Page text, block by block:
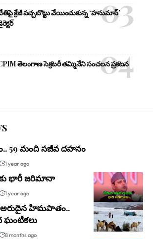
క్రేజీ పచ్చబొట్టు వేయించుకున్న ‘హనుమాన్’
తెలంగాణ సెక్రటరీ తమ్మినేని సంచలన ప్రకటన
59 మంది సజీవ దహనం
1 year ago
భారీ జరిమానా
1 year ago
హిమపాతం..
ఘంటికలు
8 months ago